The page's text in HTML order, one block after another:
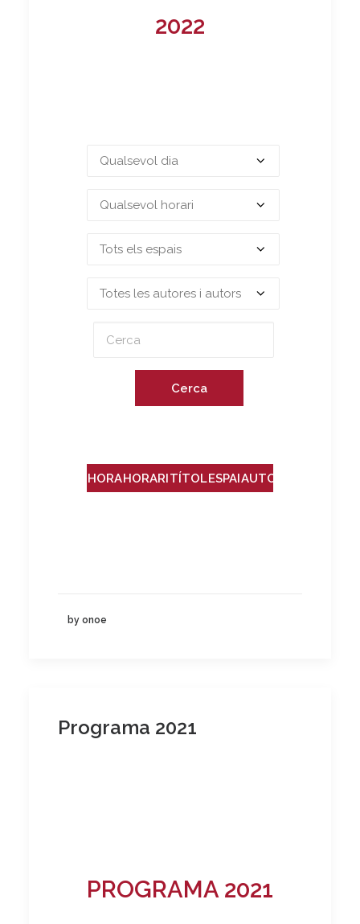
2022
Cerca
HORAHORARITÍTOLESPAIAUTOR/A
by onoe
Programa 2021
PROGRAMA 2021